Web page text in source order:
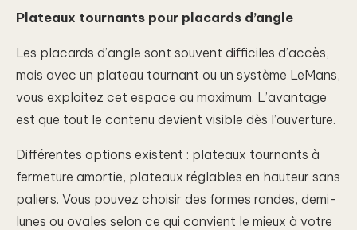
Plateaux tournants pour placards d’angle
Les placards d’angle sont souvent difficiles d’accès,
mais avec un plateau tournant ou un système LeMans,
vous exploitez cet espace au maximum. L’avantage
est que tout le contenu devient visible dès l’ouverture.
Différentes options existent : plateaux tournants à
fermeture amortie, plateaux réglables en hauteur sans
paliers. Vous pouvez choisir des formes rondes, demi-
lunes ou ovales selon ce qui convient le mieux à votre